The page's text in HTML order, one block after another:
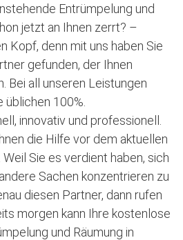
Entrümpelung und
jetzt an Ihnen zerrt? –
Kopf, denn mit uns haben Sie
gefunden, der Ihnen
Bei all unseren Leistungen
100%.
innovativ und professionell.
die Hilfe vor dem aktuellen
Sie es verdient haben, sich
Sachen konzentrieren zu
diesen Partner, dann rufen
morgen kann Ihre kostenlose
und Räumung in